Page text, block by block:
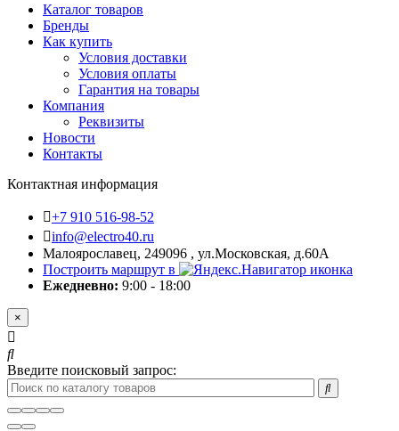
Каталог товаров
Бренды
Как купить
Условия доставки
Условия оплаты
Гарантия на товары
Компания
Реквизиты
Новости
Контакты
Контактная информация
+7 910 516-98-52
info@electro40.ru
Малоярославец, 249096 , ул.Московская, д.60А
Построить маршрут в
Ежедневно: 9:00 - 18:00
×
Введите поисковый запрос: